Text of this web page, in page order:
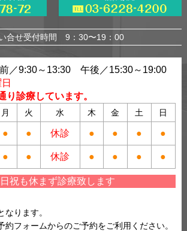
合せ受付時間 9：30〜19：00
前／9:30～13:30 午後／15:30～19:00
診療しています。
月 火 水 木 金 土 日
● ● 休診 ● ● ● ●
● ● 休診 ● ● ● ●
祝も休まず診療致します
なります。
約フォームからのご予約をご利用ください。